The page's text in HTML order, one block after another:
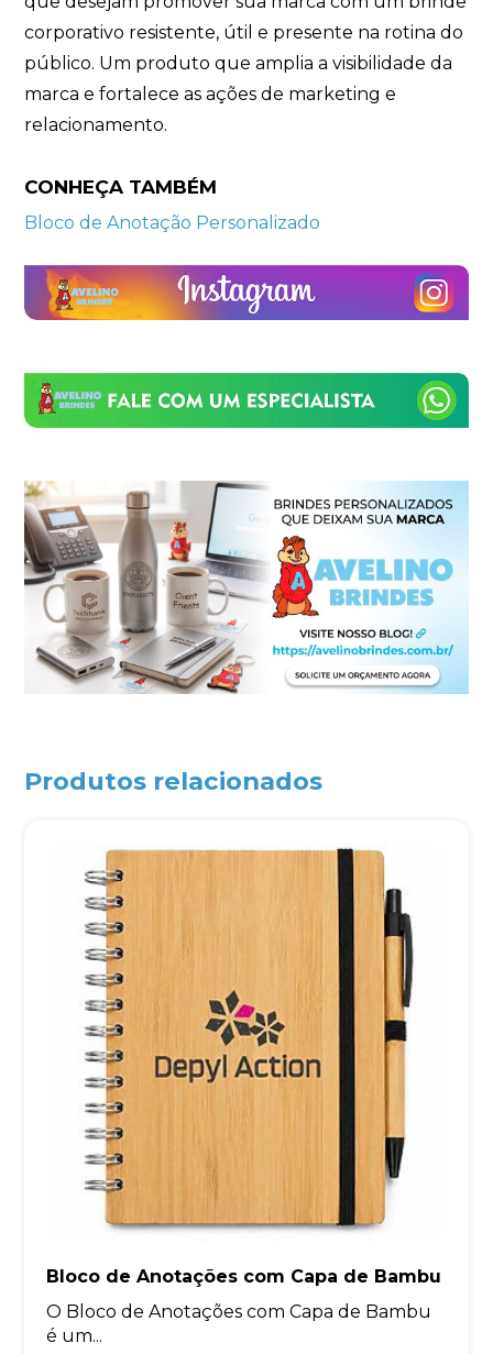
corporativo resistente, útil e presente na rotina do
público. Um produto que amplia a visibilidade da
marca e fortalece as ações de marketing e
relacionamento.
CONHEÇA TAMBÉM
Bloco de Anotação Personalizado
Produtos relacionados
Bloco de Anotações com Capa de Bambu
O Bloco de Anotações com Capa de Bambu
é um...